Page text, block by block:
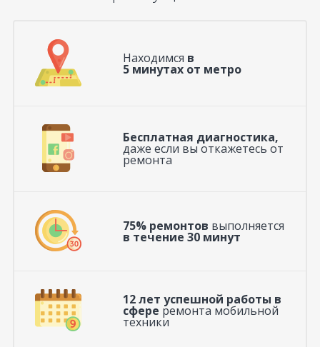
Находимся в
5 минутах от метро
Бесплатная диагностика,
даже если вы откажетесь от
ремонта
75% ремонтов выполняется
в течение 30 минут
12 лет успешной работы в
сфере ремонта мобильной
техники